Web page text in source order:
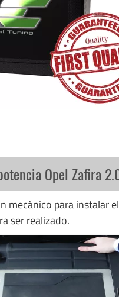
Opel Zafira
mecánico para instalar
ser realizado.